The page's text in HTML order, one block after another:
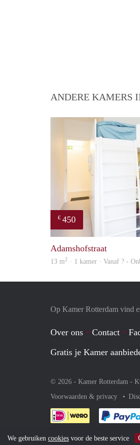
ANDERE KAMERS
€ 450
Adamshofstraat
13 m2 · 1 kamer · Vanaf ? -
Op Kamer Rotterdam vind
Over ons Contact
Gratis je Kamer
© 2026 - Kamer Rotterdam -
Voorwaarden & privacy
We gebruiken cookies voor de beste service